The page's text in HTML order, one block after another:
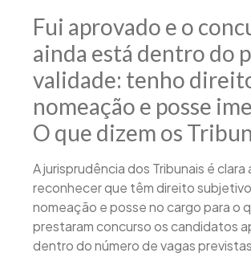
Fui aprovado e o
ainda está dentro do
validade: tenho
nomeação e posse
O que dizem os
A jurisprudência dos Tribunais é clara
reconhecer que têm direito
nomeação e posse no cargo para o
prestaram concurso os candidatos
dentro do número de vagas